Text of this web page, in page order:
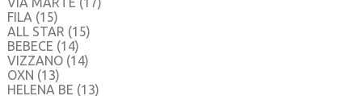
FILA (15)
ALL STAR (15)
BEBECE (14)
VIZZANO (14)
OXN (13)
HELENA BE (13)